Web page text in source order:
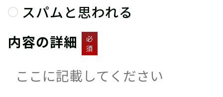
スパムと思われる
内容の詳細
必
須